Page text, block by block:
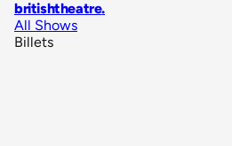
britishtheatre.
All Shows
Billets